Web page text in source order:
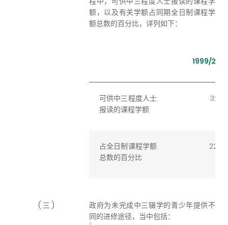
额，以及有关学额占同期全日制课程学
额总数的百分比，详列如下：
1999/
可供中三程度人士
报读的课程学额
3200
占全日制课程学额
总数的百分比
22.8%
( 三 )
政府为未完成中三辍学的青少年提供不
同的进修途径，当中包括：